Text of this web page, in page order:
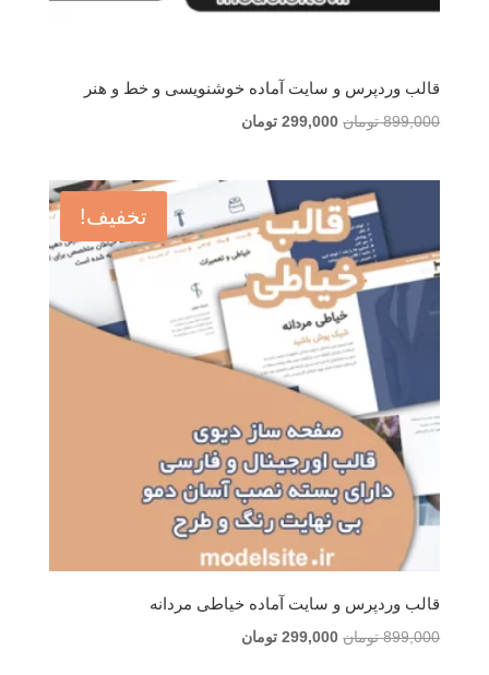
قالب وردپرس و سایت آماده خوشنویسی و خط و هنر
899,000 تومان قیمت
بود.
299,000 تومانقیمت
است.
تخفیف!
قالب وردپرس و سایت آماده خیاطی مردانه
899,000 تومان قیمت
299,000 تومانقیمت